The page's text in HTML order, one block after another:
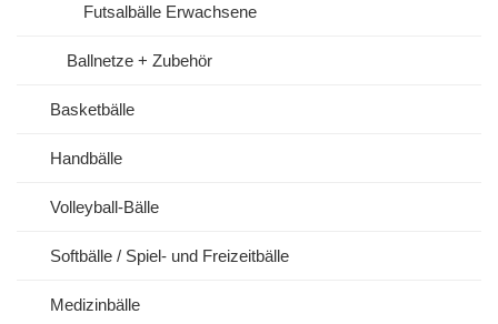
Futsalbälle Erwachsene
Ballnetze + Zubehör
Basketbälle
Handbälle
Volleyball-Bälle
Softbälle / Spiel- und Freizeitbälle
Medizinbälle